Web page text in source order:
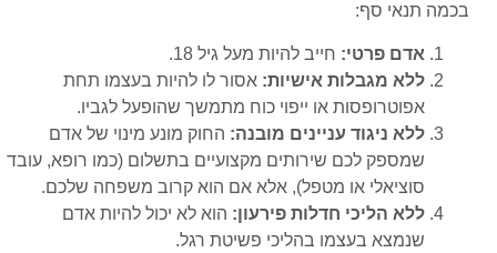
בכמה תנאי סף:
אדם פרטי: חייב להיות מעל גיל 18.
ללא מגבלות אישיות: אסור לו להיות בעצמו תחת
אפוטרופסות או ייפוי כוח מתמשך שהופעל לגביו.
ללא ניגוד עניינים מובנה: החוק מונע מינוי של אדם
שמספק לכם שירותים מקצועיים בתשלום (כמו רופא, עובד
סוציאלי או מטפל), אלא אם הוא קרוב משפחה שלכם.
ללא הליכי חדלות פירעון: הוא לא יכול להיות אדם
שנמצא בעצמו בהליכי פשיטת רגל.